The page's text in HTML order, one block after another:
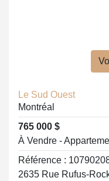
Le Sud Ouest
Montréal
765 000 $
À Vendre -
Référence :
2635 Rue Rufus-